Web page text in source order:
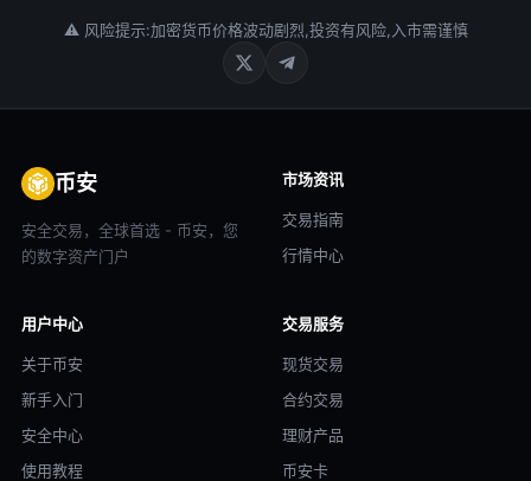
⚠ 风险提示:加密货币价格波动剧烈,投资有风险,入市需谨慎
币安
安全交易，全球首选 - 币安，您
的数字资产门户
市场资讯
交易指南
行情中心
用户中心
关于币安
新手入门
安全中心
使用教程
交易服务
现货交易
合约交易
理财产品
币安卡